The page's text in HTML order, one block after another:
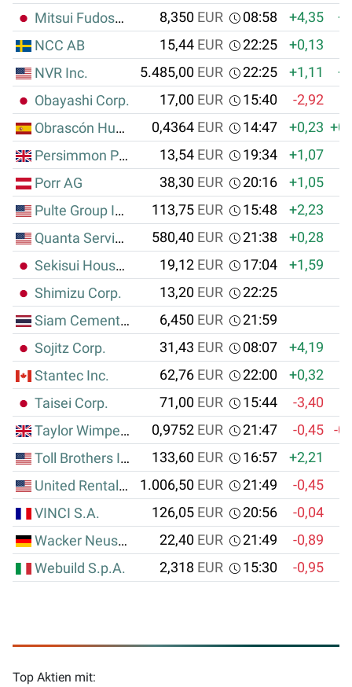
Mitsui Fudosan Co. Ltd.
8,350 EUR 08:58 +4,35
NCC AB
15,44 EUR 22:25 +0,13
NVR Inc.
5.485,00 EUR 22:25 +1,11
Obayashi Corp.
17,00 EUR 15:40 -2,92
Obrascón Huarte Lain S.A.
0,4364 EUR 14:47 +0,23
Persimmon PLC
13,54 EUR 19:34 +1,07
Porr AG
38,30 EUR 20:16 +1,05
Pulte Group Inc.
113,75 EUR 15:48 +2,23
Quanta Services Inc.
580,40 EUR 21:38 +0,28
Sekisui House Ltd.
19,12 EUR 17:04 +1,59
Shimizu Corp.
13,20 EUR
22:25
Siam Cement PCL, The
6,450 EUR
21:59
Sojitz Corp.
31,43 EUR 08:07 +4,19
Stantec Inc.
62,76 EUR 22:00 +0,32
Taisei Corp.
71,00 EUR 15:44 -3,40
Taylor Wimpey PLC
0,9752 EUR 21:47 -0,45
-
Toll Brothers Inc.
133,60 EUR 16:57 +2,21
United Rentals Inc.
1.006,50 EUR 21:49 -0,45
VINCI S.A.
126,05 EUR 20:56 -0,04
Wacker Neuson
22,40 EUR 21:49 -0,89
Webuild S.p.A.
2,318 EUR 15:30 -0,95
Top Aktien mit: